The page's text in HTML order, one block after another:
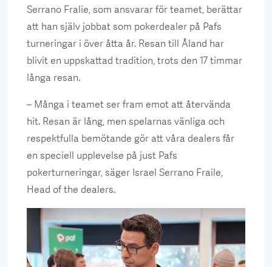
Serrano Fralie, som ansvarar för teamet, berättar
att han själv jobbat som pokerdealer på Pafs
turneringar i över åtta år. Resan till Åland har
blivit en uppskattad tradition, trots den 17 timmar
långa resan.
– Många i teamet ser fram emot att återvända
hit. Resan är lång, men spelarnas vänliga och
respektfulla bemötande gör att våra dealers får
en speciell upplevelse på just Pafs
pokerturneringar, säger Israel Serrano Fraile,
Head of the dealers.